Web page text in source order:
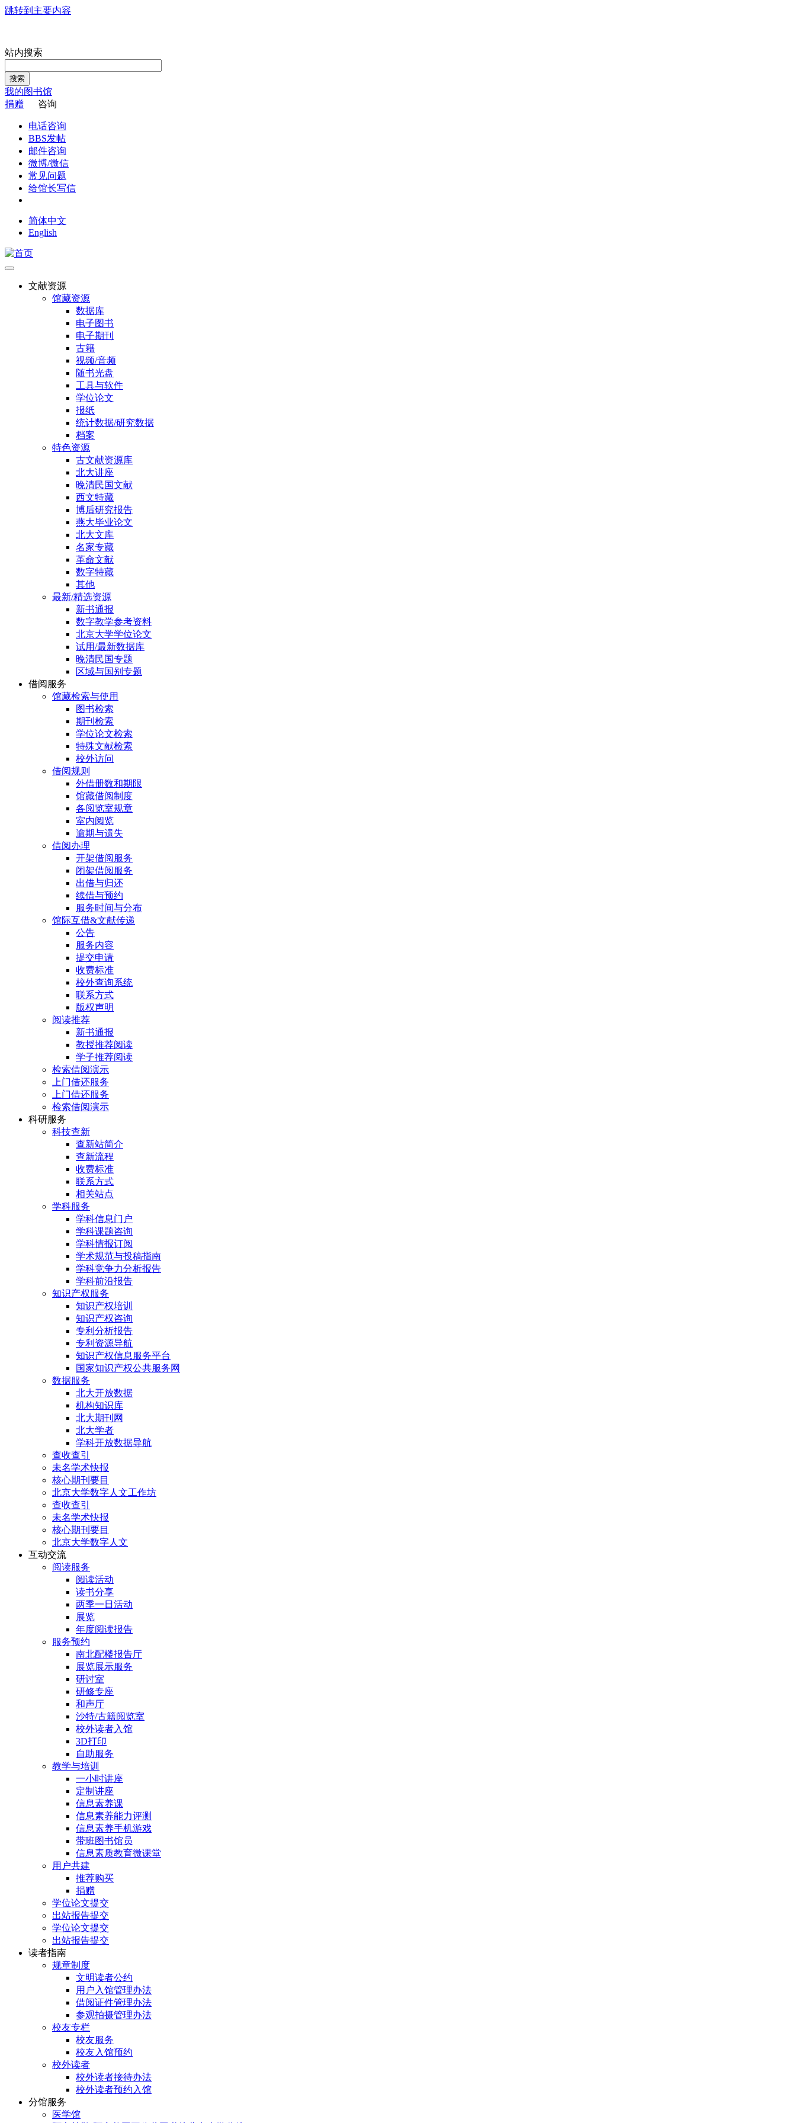
跳转到主要内容
站内搜索
搜索
我的图书馆
捐赠
咨询
电话咨询
BBS发帖
邮件咨询
微博/微信
常见问题
给馆长写信
简体中文
English
文献资源
馆藏资源
数据库
电子图书
电子期刊
古籍
视频/音频
随书光盘
工具与软件
学位论文
报纸
统计数据/研究数据
档案
特色资源
古文献资源库
北大讲座
晚清民国文献
西文特藏
博后研究报告
燕大毕业论文
北大文库
名家专藏
革命文献
数字特藏
其他
最新/精选资源
新书通报
数字教学参考资料
北京大学学位论文
试用/最新数据库
晚清民国专题
区域与国别专题
借阅服务
馆藏检索与使用
图书检索
期刊检索
学位论文检索
特殊文献检索
校外访问
借阅规则
外借册数和期限
馆藏借阅制度
各阅览室规章
室内阅览
逾期与遗失
借阅办理
开架借阅服务
闭架借阅服务
出借与归还
续借与预约
服务时间与分布
馆际互借&文献传递
公告
服务内容
提交申请
收费标准
校外查询系统
联系方式
版权声明
阅读推荐
新书通报
教授推荐阅读
学子推荐阅读
检索借阅演示
上门借还服务
上门借还服务
检索借阅演示
科研服务
科技查新
查新站简介
查新流程
收费标准
联系方式
相关站点
学科服务
学科信息门户
学科课题咨询
学科情报订阅
学术规范与投稿指南
学科竞争力分析报告
学科前沿报告
知识产权服务
知识产权培训
知识产权咨询
专利分析报告
专利资源导航
知识产权信息服务平台
国家知识产权公共服务网
数据服务
北大开放数据
机构知识库
北大期刊网
北大学者
学科开放数据导航
查收查引
未名学术快报
核心期刊要目
北京大学数字人文工作坊
查收查引
未名学术快报
核心期刊要目
北京大学数字人文
互动交流
阅读服务
阅读活动
读书分享
两季一日活动
展览
年度阅读报告
服务预约
南北配楼报告厅
展览展示服务
研讨室
研修专座
和声厅
沙特/古籍阅览室
校外读者入馆
3D打印
自助服务
教学与培训
一小时讲座
定制讲座
信息素养课
信息素养能力评测
信息素养手机游戏
带班图书馆员
信息素质教育微课堂
用户共建
推荐购买
捐赠
学位论文提交
出站报告提交
学位论文提交
出站报告提交
读者指南
规章制度
文明读者公约
用户入馆管理办法
借阅证件管理办法
参观拍摄管理办法
校友专栏
校友服务
校友入馆预约
校外读者
校外读者接待办法
校外读者预约入馆
分馆服务
医学馆